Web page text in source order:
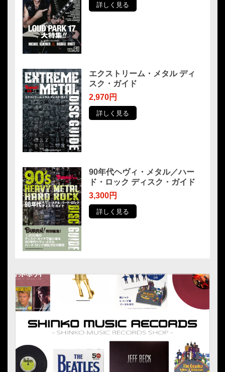
詳しく見る
エクストリーム・メタル ディ
スク・ガイド
2,970円
詳しく見る
90年代ヘヴィ・メタル／ハー
ド・ロック ディスク・ガイド
3,300円
詳しく見る